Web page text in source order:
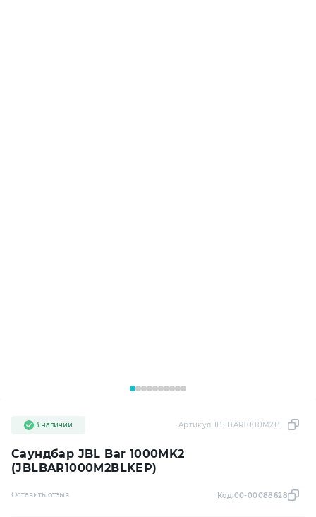
Саундбар JBL Bar 1000MK2
(JBLBAR1000M2BLKEP)
В наличии Артикул:JBLBAR1000M2BLKEP
Оставить отзыв Код:00-00088628